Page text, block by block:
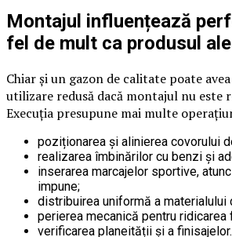
Montajul influențează
fel de mult ca produsul
Chiar și un gazon de calitate poate
utilizare redusă dacă montajul nu este
Execuția presupune mai multe
poziționarea și alinierea covorului
realizarea îmbinărilor cu benzi și
inserarea marcajelor sportive,
impune;
distribuirea uniformă a materialului
perierea mecanică pentru ridicarea
verificarea planeității și a finisajelor.